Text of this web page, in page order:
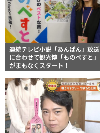
連続テレビ小説「あんぱん」放送
に合わせて観光博「ものべすと」
がまもなくスタート！